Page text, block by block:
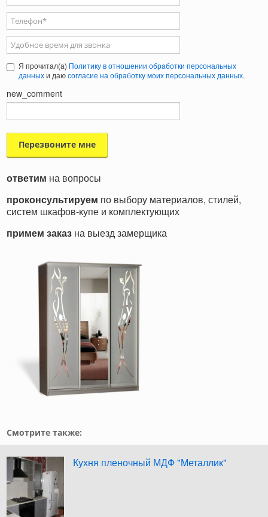
Телефон*
Удобное время для звонка
Я прочитал(а) Политику в отношении обработки персональных
данныхи даюсогласие на обработку моих персональных данных.
new_comment
ответим на вопросы
проконсультируем по выбору материалов, стилей,
систем шкафов-купе и комплектующих
примем заказ на выезд замерщика
Смотрите также:
Кухня пленочный МДФ "Металлик"